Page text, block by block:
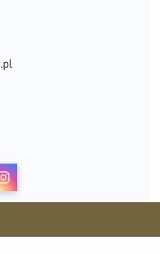
serwisiew serwisiew serwisie